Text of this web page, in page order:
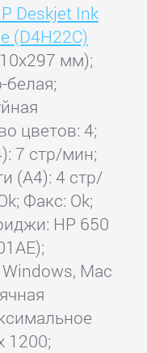
Deskjet Ink
(D4H22C)
мм);
белая;
цветов: 4;
7 стр/мин;
(А4): 4 стр/
Факс: Ok;
HP 650
Mac
1200;